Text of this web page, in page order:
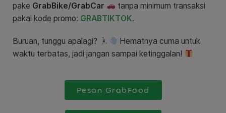
pake GrabBike/GrabCar
tanpa minimum transaksi
pakai kode promo: GRABTIKTOK.
Buruan, tunggu apalagi?
Hematnya cuma untuk
waktu terbatas, jadi jangan sampai ketinggalan!
Pesan GrabFood